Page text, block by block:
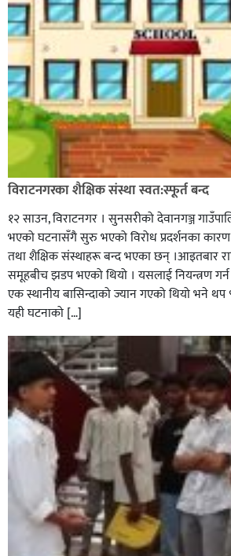
विराटनगरका शैक्षिक संस्था स्वत:स्फूर्त बन्द
१२ साउन, विराटनगर । सुनसरीको देवानगञ्ज
भएको घटनासँगै सुरु भएको विरोध प्रदर्शनका कारण
तथा शैक्षिक संस्थाहरू बन्द भएका छन् ।आइतबार
समूहबीच झडप भएको थियो । यसलाई नियन्त्रण गर्न
एक स्थानीय बासिन्दाको ज्यान गएको थियो भने
यही घटनाको […]